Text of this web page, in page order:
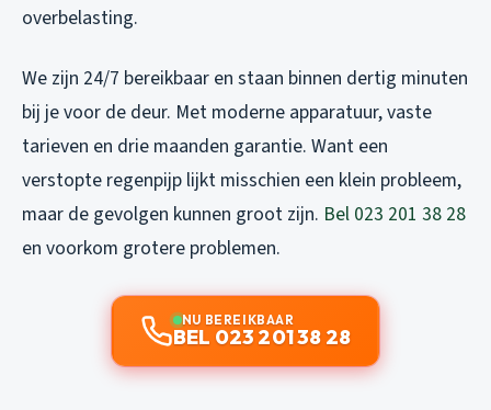
overbelasting.
We zijn 24/7 bereikbaar en staan binnen dertig minuten
bij je voor de deur. Met moderne apparatuur, vaste
tarieven en drie maanden garantie. Want een
verstopte regenpijp lijkt misschien een klein probleem,
maar de gevolgen kunnen groot zijn. Bel 023 201 38 28
en voorkom grotere problemen.
NU BEREIKBAAR
BEL 023 201 38 28